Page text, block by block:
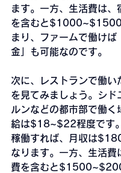
ます。一方、生活費は、
を含むと$1000~$1500
まり、ファームで働けば
金」も可能なのです。
次に、レストランで働い
を見てみましょう。シド
ルンなどの都市部で働く
給は$18~$22程度です
稼働すれば、月収は
なります。一方、生活費
費を含むと